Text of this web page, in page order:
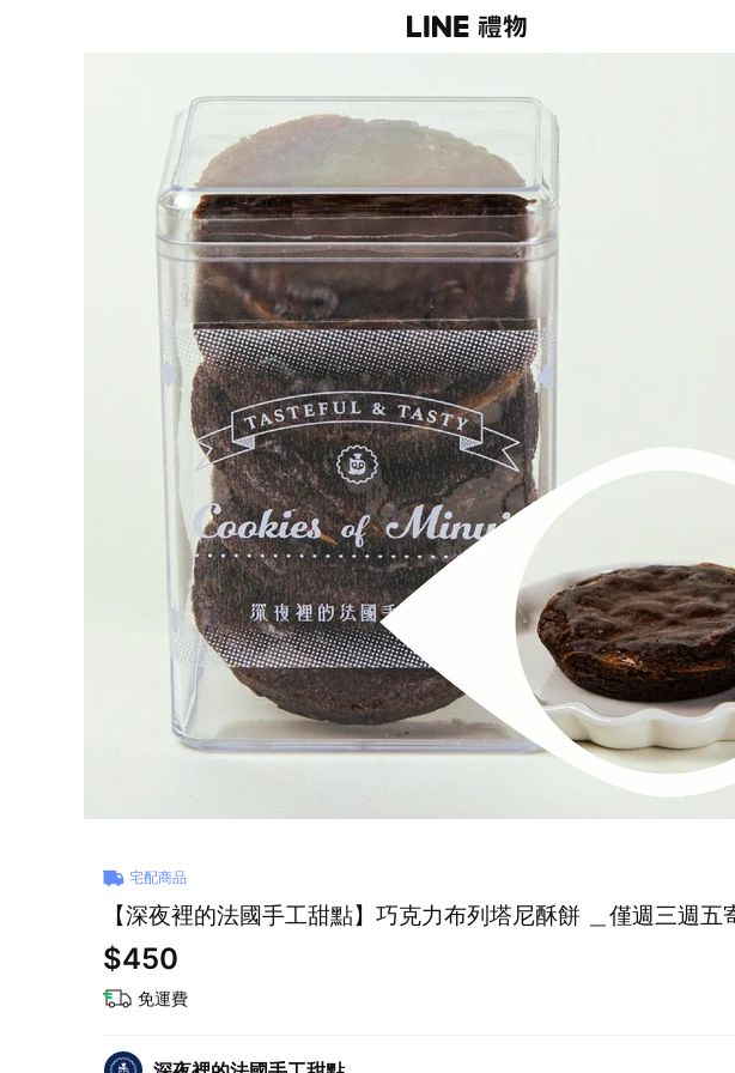
宅配商品
【深夜裡的法國手工甜點】巧克力布列塔尼酥餅 ＿僅週三週五
$450
免運費